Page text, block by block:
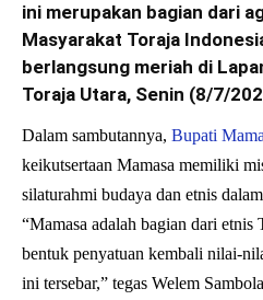
ini merupakan bagian dari
Masyarakat Toraja
berlangsung meriah di
Toraja Utara, Senin (8/7/
Dalam sambutannya, Bupati
keikutsertaan Mamasa memiliki
silaturahmi budaya dan etnis
“Mamasa adalah bagian dari
bentuk penyatuan kembali nilai-
ini tersebar,” tegas Welem